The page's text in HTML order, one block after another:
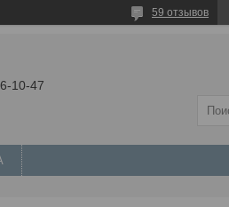
59 отзывов
10-47